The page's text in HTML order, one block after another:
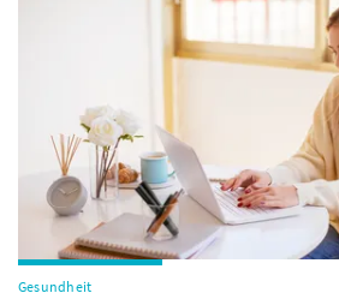
Gesundheit